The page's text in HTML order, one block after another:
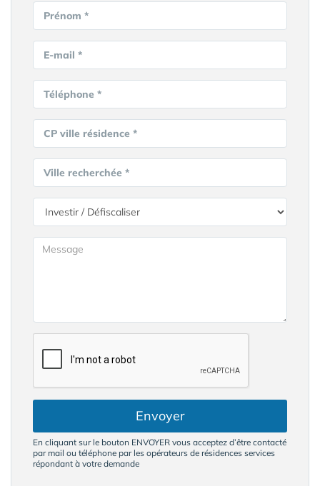
Prénom *
E-mail *
Téléphone *
CP ville résidence *
Ville recherchée *
Envoyer
En cliquant sur le bouton ENVOYER vous acceptez d’être contacté
par mail ou téléphone par les opérateurs de résidences services
répondant à votre demande